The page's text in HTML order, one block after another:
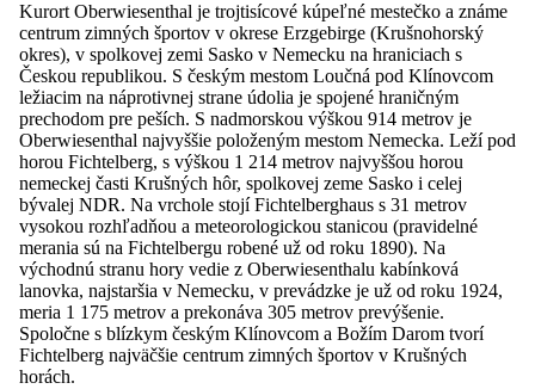
Kurort Oberwiesenthal je trojtisícové kúpeľné mestečko a známe
centrum zimných športov v okrese Erzgebirge (Krušnohorský
okres), v spolkovej zemi Sasko v Nemecku na hraniciach s
Českou republikou. S českým mestom Loučná pod Klínovcom
ležiacim na náprotivnej strane údolia je spojené hraničným
prechodom pre peších. S nadmorskou výškou 914 metrov je
Oberwiesenthal najvyššie položeným mestom Nemecka. Leží pod
horou Fichtelberg, s výškou 1 214 metrov najvyššou horou
nemeckej časti Krušných hôr, spolkovej zeme Sasko i celej
bývalej NDR. Na vrchole stojí Fichtelberghaus s 31 metrov
vysokou rozhľadňou a meteorologickou stanicou (pravidelné
merania sú na Fichtelbergu robené už od roku 1890). Na
východnú stranu hory vedie z Oberwiesenthalu kabínková
lanovka, najstaršia v Nemecku, v prevádzke je už od roku 1924,
meria 1 175 metrov a prekonáva 305 metrov prevýšenie.
Spoločne s blízkym českým Klínovcom a Božím Darom tvorí
Fichtelberg najväčšie centrum zimných športov v Krušných
horách.